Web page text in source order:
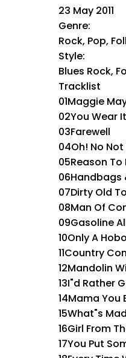
23 May 2011
Genre:
Rock, Pop,
Style:
Blues Rock,
Tracklist
01Maggie
02You Wear
03Farewell
04Oh! No
05Reason To
06Handbags
07Dirty Old
08Man Of
09Gasoline
10Only A Hobo
11Country
12Mandolin
13I"d Rather
14Mama You
15What"s
16Girl From
17You Put